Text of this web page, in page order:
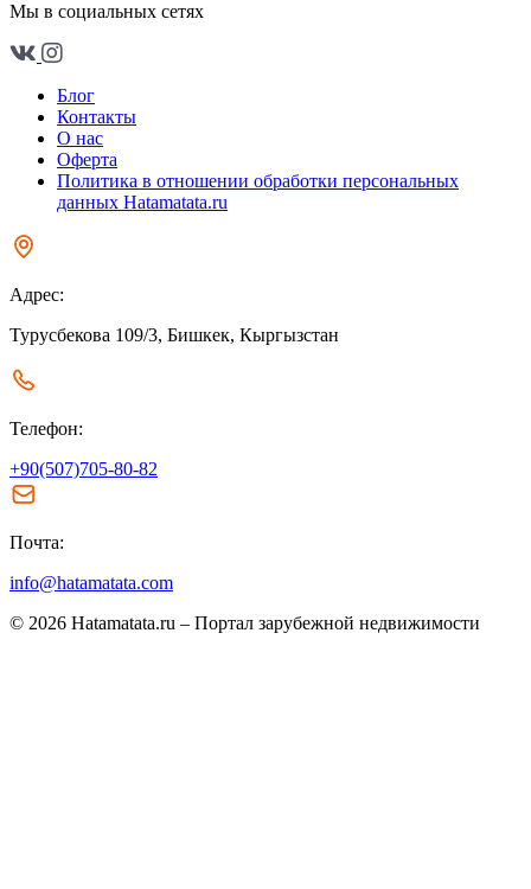
Мы в социальных сетях
Блог
Контакты
О нас
Оферта
Политика в отношении обработки персональных
данных Hatamatata.ru
Адрес:
Турусбекова 109/3, Бишкек, Кыргызстан
Телефон:
+90(507)705-80-82
Почта:
info@hatamatata.com
© 2026 Hatamatata.ru – Портал зарубежной недвижимости